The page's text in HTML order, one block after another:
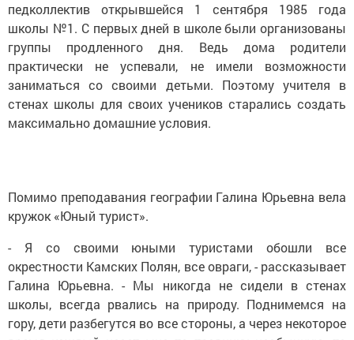
педколлектив открывшейся 1 сентября 1985 года
школы №1. С первых дней в школе были организованы
группы продленного дня. Ведь дома родители
практически не успевали, не имели возможности
заниматься со своими детьми. Поэтому учителя в
стенах школы для своих учеников старались создать
максимально домашние условия.
Помимо преподавания географии Галина Юрьевна вела
кружок «Юный турист».
- Я со своими юными туристами обошли все
окрестности Камских Полян, все овраги, - рассказывает
Галина Юрьевна. - Мы никогда не сидели в стенах
школы, всегда рвались на природу. Поднимемся на
гору, дети разбегутся во все стороны, а через некоторое